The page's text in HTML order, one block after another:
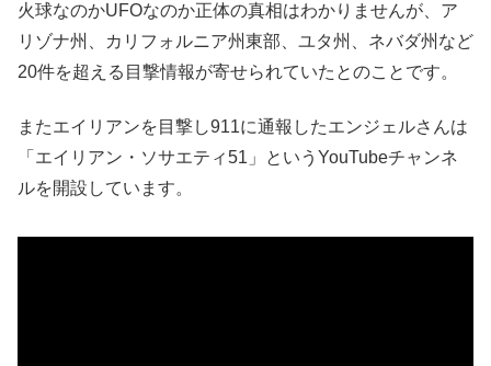
火球なのかUFOなのか正体の真相はわかりませんが、ア
リゾナ州、カリフォルニア州東部、ユタ州、ネバダ州など
20件を超える目撃情報が寄せられていたとのことです。
またエイリアンを目撃し911に通報したエンジェルさんは
「エイリアン・ソサエティ51」というYouTubeチャンネ
ルを開設しています。